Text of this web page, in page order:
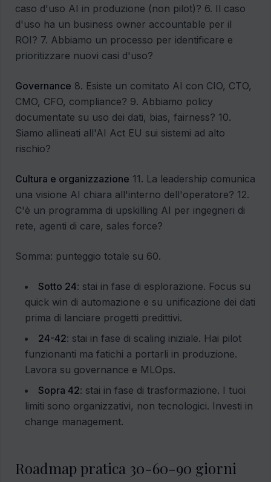
caso d'uso AI in produzione (non pilot)? 6. Il caso
d'uso ha un business owner accountable per il
ROI? 7. Abbiamo un processo per identificare e
prioritizzare nuovi casi d'uso?
Governance 8. Esiste un comitato AI con CIO, CTO,
CMO, CFO, compliance? 9. Abbiamo policy
documentate su uso dei dati, bias, fairness? 10.
Siamo allineati all'AI Act EU sui sistemi ad alto
rischio?
Cultura e organizzazione 11. La leadership comunica
una visione AI chiara all'interno dell'operatore? 12.
C'è un programma di upskilling AI per ingegneri di
rete, agenti di care, sales force?
Somma: punteggio totale su 60.
Sotto 24: stai in fase di esplorazione. Focus su
quick win di automazione e su unificazione dei dati
prima di lanciare progetti predittivi.
24-42: stai in fase di scaling iniziale. Hai pilot
funzionanti ma fatichi a portarli in produzione.
Lavora su governance e MLOps.
Sopra 42: stai in fase di trasformazione. I tuoi
limiti sono organizzativi, non tecnologici. Investi in
change management.
Roadmap pratica 30-60-90 giorni